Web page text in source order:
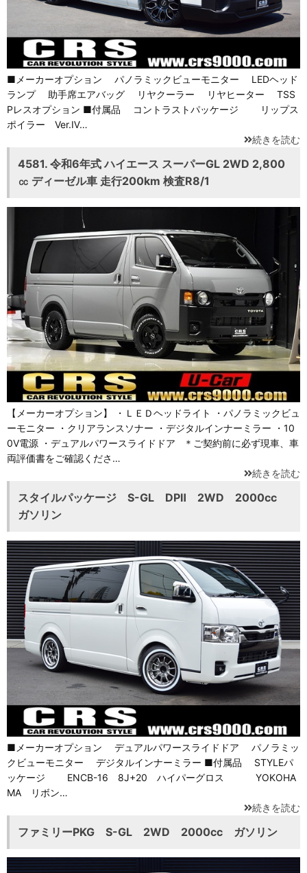
■メーカーオプション パノラミックビューモニター LEDヘッド
ランプ 助手席エアバッグ リヤクーラー リヤヒーター TSS
Pレスオプション ■付属品 コントラストパッケージ リップス
ポイラー Ver.Ⅳ…
続きを読む
4581. 令和6年式 ハイエース スーパーGL 2WD 2,800
㏄ ディーゼル車 走行200km 検査R8/1
【メーカーオプション】 ・ＬＥＤヘッドライト ・パノラミックビュ
ーモニター ・クリアランスソナー ・デジタルインナーミラー ・10
0V電源 ・デュアルパワースライドドア ＊ご契約前に必ず現車、車
両評価書をご確認くださ…
続きを読む
スタイルパッケージ S-GL DPⅡ 2WD 2000cc
ガソリン
■メーカーオプション デュアルパワースライドドア パノラミッ
クビューモニター デジタルインナーミラー ■付属品 STYLEパ
ッケージ ENCB-16 8J+20 ハイパーグロス YOKOHA
MA リボン…
続きを読む
ファミリーPKG S-GL 2WD 2000cc ガソリン